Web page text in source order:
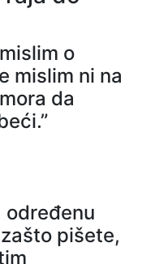
o
mislim ni na
da
određenu
pišete,